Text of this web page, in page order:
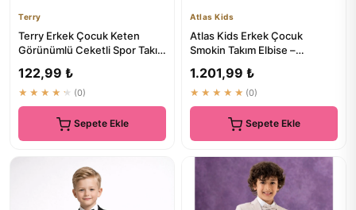
Terry
Terry Erkek Çocuk Keten
Görünümlü Ceketli Spor Takım
122,99 ₺
★★★★★ (0)
Sepete Ekle
Atlas Kids
Atlas Kids Erkek Çocuk
Smokin Takım Elbise –
Göml...
1.201,99 ₺
★★★★★ (0)
Sepete Ekle